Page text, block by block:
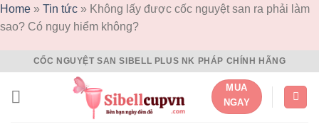
Home » Tin tức » Không lấy được cốc nguyệt san ra phải làm
sao? Có nguy hiểm không?
to
content
CỐC NGUYỆT SAN SIBELL PLUS NK PHÁP CHÍNH HÃNG
MUA
NGAY